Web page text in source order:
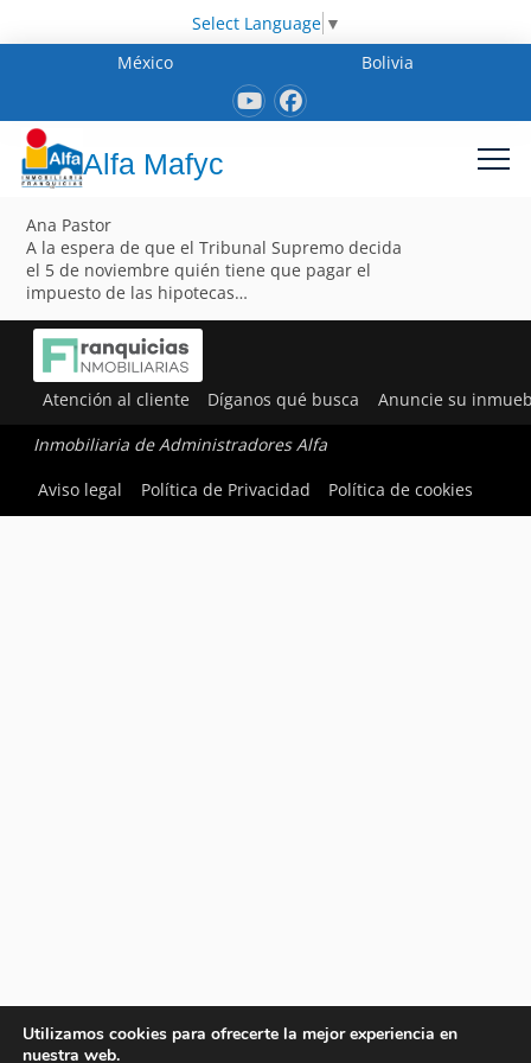
Select Language ▼
México
Bolivia
Alfa Mafyc
Ana Pastor
A la espera de que el Tribunal Supremo decida
el 5 de noviembre quién tiene que pagar el
impuesto de las hipotecas…
Atención al cliente Díganos qué busca Anuncie su
Inmobiliaria de Administradores Alfa
Aviso legal
Política de Privacidad Política de cookies
Utilizamos cookies para ofrecerte la mejor experiencia en
nuestra web.